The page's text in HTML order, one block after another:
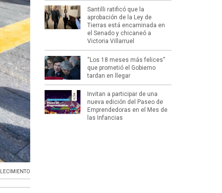
Santilli ratificó que la
aprobación de la Ley de
Tierras está encaminada en
el Senado y chicaneó a
Victoria Villarruel
“Los 18 meses más felices”
que prometió el Gobierno
tardan en llegar
Invitan a participar de una
nueva edición del Paseo de
Emprendedoras en el Mes de
las Infancias